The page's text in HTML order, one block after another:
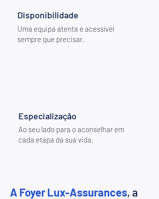
Disponibilidade
Uma equipa atenta e acessível
sempre que precisar.
Especialização
Ao seu lado para o aconselhar em
cada etapa da sua vida.
A Foyer Lux-Assurances, a